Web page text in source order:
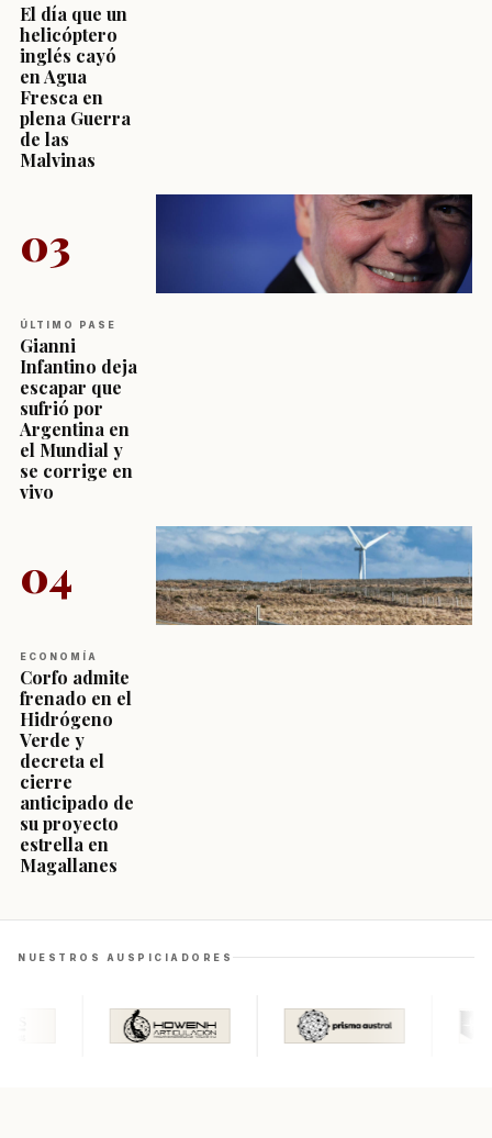
El día que un
helicóptero
inglés cayó
en Agua
Fresca en
plena Guerra
de las
Malvinas
03
ÚLTIMO PASE
Gianni
Infantino deja
escapar que
sufrió por
Argentina en
el Mundial y
se corrige en
vivo
04
ECONOMÍA
Corfo admite
frenado en el
Hidrógeno
Verde y
decreta el
cierre
anticipado de
su proyecto
estrella en
Magallanes
NUESTROS AUSPICIADORES